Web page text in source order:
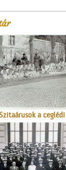
Érettségi a Ceglédi
Királyi Állami
Főgimnáziumban
a ceglédi
piacon